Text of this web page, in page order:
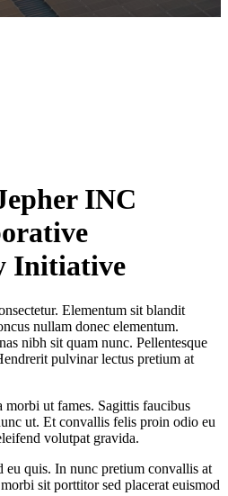
INC
Initiative
Elementum sit blandit
nullam donec elementum.
nibh sit quam nunc. Pellentesque
pulvinar lectus pretium at
ut fames. Sagittis faucibus
ut. Et convallis felis proin odio eu
volutpat gravida.
eu quis. In nunc pretium convallis at
sit porttitor sed placerat euismod